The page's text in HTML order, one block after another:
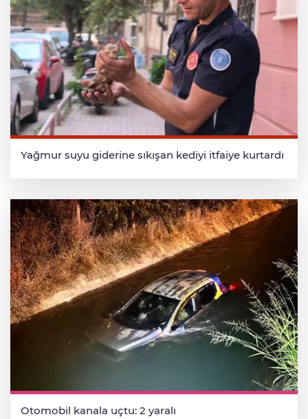
Yağmur suyu giderine sıkışan kediyi itfaiye kurtardı
Otomobil kanala uçtu: 2 yaralı